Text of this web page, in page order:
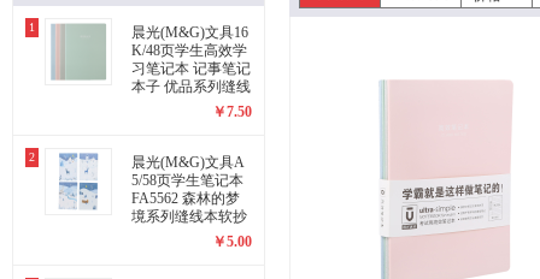
1
晨光(M&G)文具16
K/48页学生高效学
习笔记本 记事笔记
本子 优品系列缝线
本软抄本 APYAT9
￥7.50
2
晨光(M&G)文具A
5/58页学生笔记本
FA5562 森林的梦
境系列缝线本软抄
￥5.00